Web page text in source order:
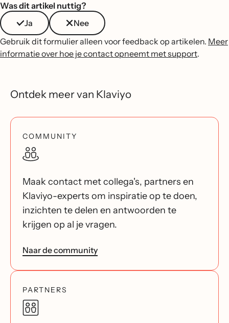
Was dit artikel nuttig?
Ja
Nee
Gebruik dit formulier alleen voor feedback op artikelen. Meer
informatie over hoe je contact opneemt met support.
Ontdek meer van Klaviyo
COMMUNITY
Maak contact met collega's, partners en
Klaviyo-experts om inspiratie op te doen,
inzichten te delen en antwoorden te
krijgen op al je vragen.
Naar de community
PARTNERS